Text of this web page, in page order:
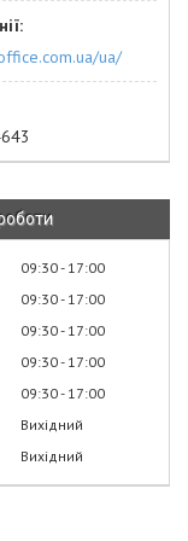
ua/
09:30 17:00
09:30 17:00
09:30 17:00
09:30 17:00
09:30 17:00
Вихідний
Вихідний